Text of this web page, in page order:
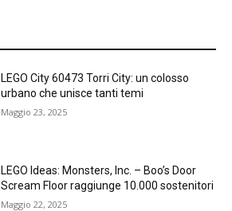
LEGO City 60473 Torri City: un colosso
urbano che unisce tanti temi
Maggio 23, 2025
LEGO Ideas: Monsters, Inc. – Boo’s Door
Scream Floor raggiunge 10.000 sostenitori
Maggio 22, 2025